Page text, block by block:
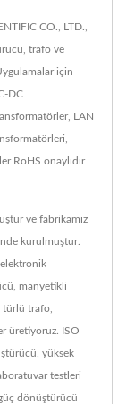
CO., LTD.,
trafo ve
için
DC
LAN
RoHS onaylıdır
ve fabrikamız
kurulmuştur.
manyetikli
trafo,
üretiyoruz. ISO
yüksek
testleri
dönüştürücü